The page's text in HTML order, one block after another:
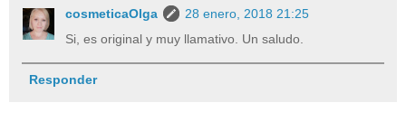
cosmeticaOlga
28 enero, 2018 21:25
Si, es original y muy llamativo. Un saludo.
Responder